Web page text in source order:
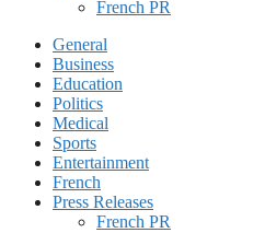
French PR
General
Business
Education
Politics
Medical
Sports
Entertainment
French
Press Releases
French PR